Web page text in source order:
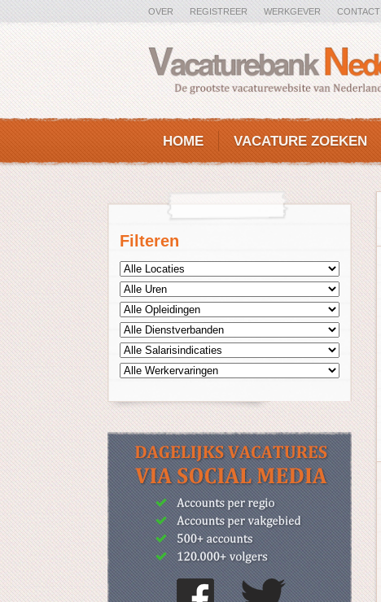
OVER REGISTREER WERKGEVER CONTACT
HOME VACATURE ZOEKEN
Filteren